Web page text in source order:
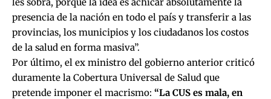
presencia de la nación en todo el país y transferir a las
provincias, los municipios y los ciudadanos los costos
de la salud en forma masiva”.
Por último, el ex ministro del gobierno anterior criticó
duramente la Cobertura Universal de Salud que
pretende imponer el macrismo: “La CUS es mala, en